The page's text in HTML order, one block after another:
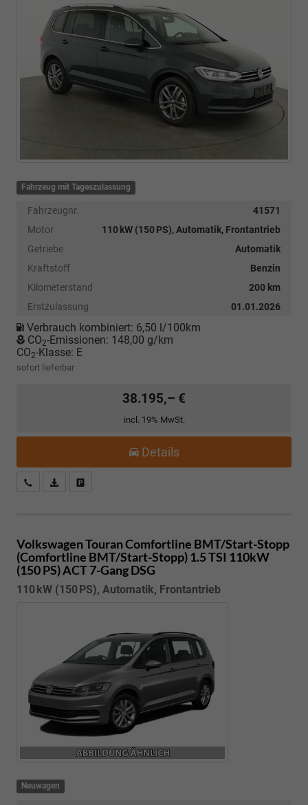
Fahrzeug mit Tageszulassung
Fahrzeugnr.
41571
Motor
110 kW (150 PS), Automatik, Frontantrieb
Getriebe
Automatik
Kraftstoff
Benzin
Kilometerstand
200 km
Erstzulassung
01.01.2026
Verbrauch kombiniert: 6,50 l/100km
CO2-Emissionen: 148,00 g/km
CO2-Klasse: E
sofort lieferbar
38.195,– €
incl. 19% MwSt.
Details
Kostenloser Rückruf-Service
PDF-Datei, Fahrzeugexposé drucken
Volkswagen TouranComfortline BMT/Start-Stopp
(Comfortline BMT/Start-Stopp) 1.5 TSI 110kW
(150 PS) ACT 7-Gang DSG
110 kW (150 PS), Automatik, Frontantrieb
Neuwagen